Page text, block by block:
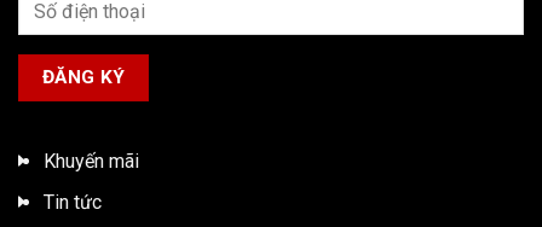
Khuyến mãi
Tin tức